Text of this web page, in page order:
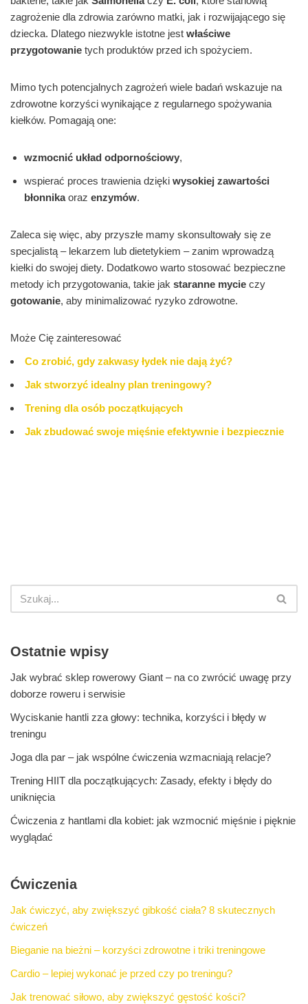
zagrożenie dla zdrowia zarówno matki, jak i rozwijającego się
dziecka. Dlatego niezwykle istotne jest właściwe
przygotowanie tych produktów przed ich spożyciem.
Mimo tych potencjalnych zagrożeń wiele badań wskazuje na
zdrowotne korzyści wynikające z regularnego spożywania
kiełków. Pomagają one:
wzmocnić układ odpornościowy,
wspierać proces trawienia dzięki wysokiej zawartości
błonnikaoraz enzymów.
Zaleca się więc, aby przyszłe mamy skonsultowały się ze
specjalistą – lekarzem lub dietetykiem – zanim wprowadzą
kiełki do swojej diety. Dodatkowo warto stosować bezpieczne
metody ich przygotowania, takie jak staranne mycie czy
gotowanie, aby minimalizować ryzyko zdrowotne.
Może Cię zainteresować
Co zrobić, gdy zakwasy łydek nie dają żyć?
Jak stworzyć idealny plan treningowy?
Trening dla osób początkujących
Jak zbudować swoje mięśnie efektywnie i bezpiecznie
Ostatnie wpisy
Jak wybrać sklep rowerowy Giant – na co zwrócić uwagę przy
doborze roweru i serwisie
Wyciskanie hantli zza głowy: technika, korzyści i błędy w
treningu
Joga dla par – jak wspólne ćwiczenia wzmacniają relacje?
Trening HIIT dla początkujących: Zasady, efekty i błędy do
uniknięcia
Ćwiczenia z hantlami dla kobiet: jak wzmocnić mięśnie i pięknie
wyglądać
Ćwiczenia
Jak ćwiczyć, aby zwiększyć gibkość ciała? 8 skutecznych
ćwiczeń
Bieganie na bieżni – korzyści zdrowotne i triki treningowe
Cardio – lepiej wykonać je przed czy po treningu?
Jak trenować siłowo, aby zwiększyć gęstość kości?